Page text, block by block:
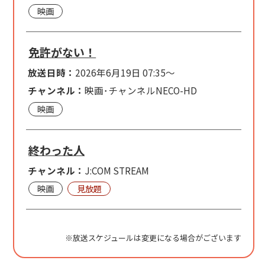
映画
免許がない！
放送日時： 2026年6月19日 07:35～
チャンネル：映画･チャンネルNECO-HD
映画
終わった人
チャンネル： J:COM STREAM
映画 見放題
※放送スケジュールは変更になる場合がございます